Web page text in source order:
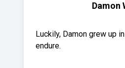
Damon
Luckily, Damon grew up
endure.